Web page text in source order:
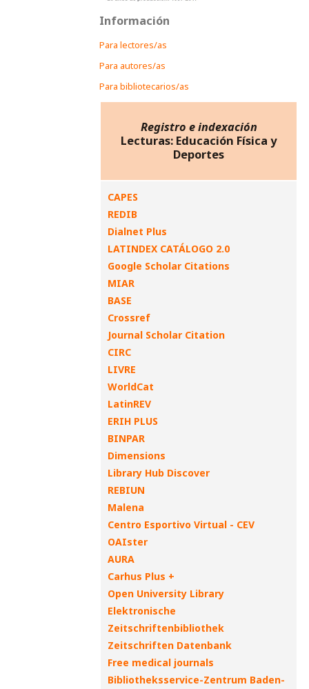
Información
Para lectores/as
Para autores/as
Para bibliotecarios/as
Registro e indexación
Lecturas: Educación Física y
Deportes
CAPES
REDIB
Dialnet Plus
LATINDEX CATÁLOGO 2.0
Google Scholar Citations
MIAR
BASE
Crossref
Journal Scholar Citation
CIRC
LIVRE
WorldCat
LatinREV
ERIH PLUS
BINPAR
Dimensions
Library Hub Discover
REBIUN
Malena
Centro Esportivo Virtual - CEV
OAIster
AURA
Carhus Plus +
Open University Library
Elektronische
Zeitschriftenbibliothek
Zeitschriften Datenbank
Free medical journals
Bibliotheksservice-Zentrum Baden-